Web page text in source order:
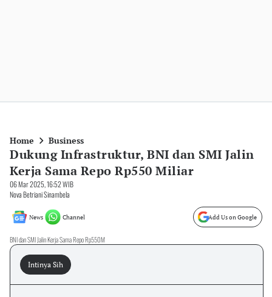
Home Business
Dukung Infrastruktur, BNI dan SMI Jalin
Kerja Sama Repo Rp550 Miliar
06 Mar 2025, 16:52 WIB
Nova Betriani Sinambela
News Channel Add Us on Google
BNI dan SMI Jalin Kerja Sama Repo Rp550M
Intinya Sih